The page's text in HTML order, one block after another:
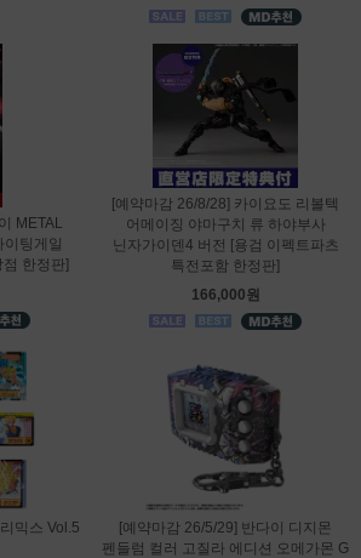
METAL
이팅게일
한정판]
[예약마감 26/8/28] 카이요도 리볼텍
어메이징 야마구치 류 하야부사
닌자가이덴4 버전 [용검 이펙트파츠
특전포함 한정판]
166,000원
믹스 Vol.5
[예약마감 26/5/29] 반다이 디지몬
펜들럼 컬러 고질라 에디션 오메가몬 G